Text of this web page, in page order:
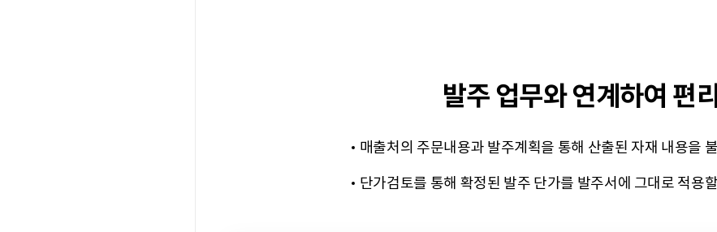
발주 업무와 연계하여 편
매출처의 주문내용과 발주계획을 통해 산출된 자재 내용을
단가검토를 통해 확정된 발주 단가를 발주서에 그대로 적용